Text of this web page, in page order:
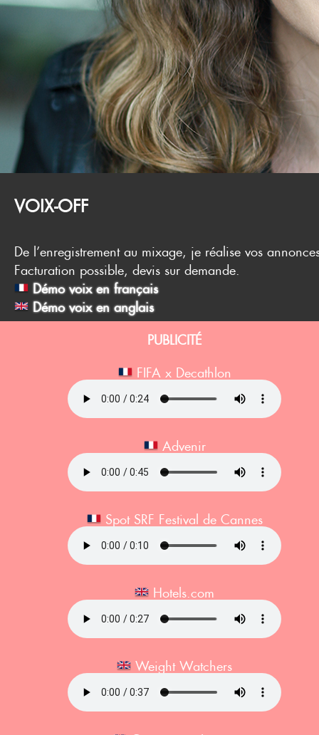
VOIX-OFF
De l’enregistrement au mixage, je réalise vos
Facturation possible, devis sur demande.
Démo voix en français
Démo voix en anglais
PUBLICITÉ
FIFA x Decathlon
Advenir
Spot SRF Festival de Cannes
Hotels.com
Weight Watchers